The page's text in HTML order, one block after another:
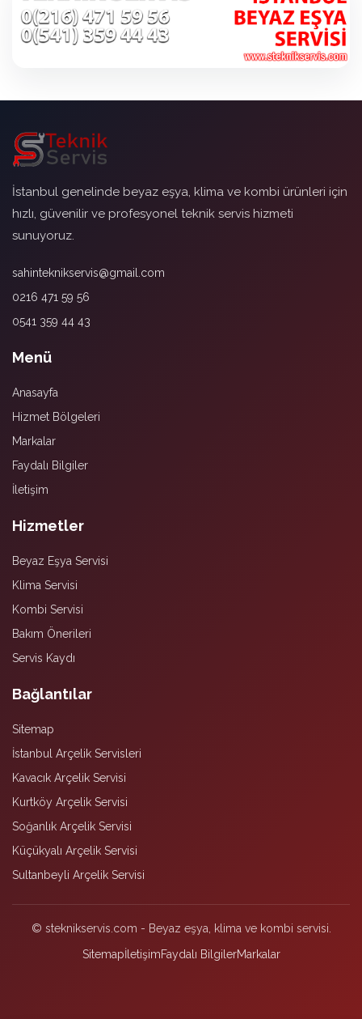
İstanbul genelinde beyaz eşya, klima ve kombi ürünleri için
hızlı, güvenilir ve profesyonel teknik servis hizmeti
sunuyoruz.
sahinteknikservis@gmail.com
0216 471 59 56
0541 359 44 43
Menü
Anasayfa
Hizmet Bölgeleri
Markalar
Faydalı Bilgiler
İletişim
Hizmetler
Beyaz Eşya Servisi
Klima Servisi
Kombi Servisi
Bakım Önerileri
Servis Kaydı
Bağlantılar
Sitemap
İstanbul Arçelik Servisleri
Kavacık Arçelik Servisi
Kurtköy Arçelik Servisi
Soğanlık Arçelik Servisi
Küçükyalı Arçelik Servisi
Sultanbeyli Arçelik Servisi
© steknikservis.com - Beyaz eşya, klima ve kombi servisi.
SitemapİletişimFaydalı BilgilerMarkalar